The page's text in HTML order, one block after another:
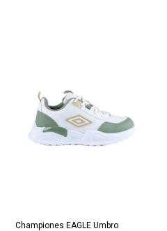
Championes EAGLE Umbro